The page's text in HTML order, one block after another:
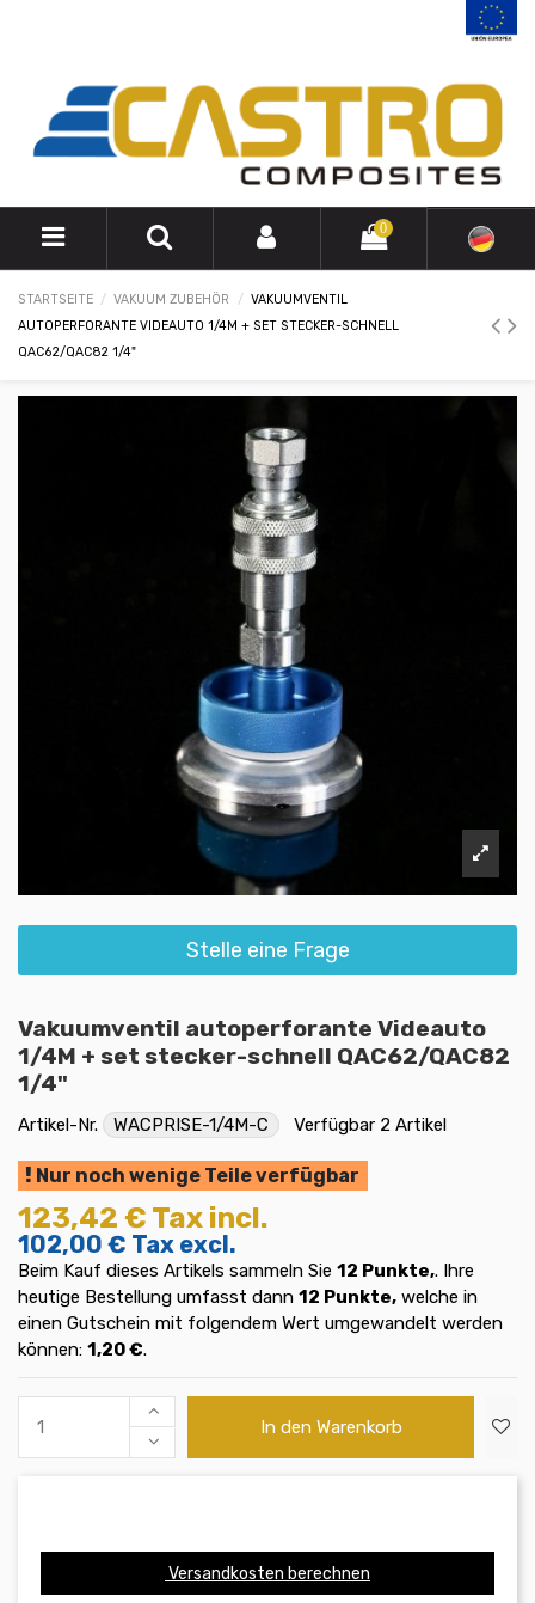
0
STARTSEITE VAKUUM ZUBEHÖR
VAKUUMVENTIL
AUTOPERFORANTE VIDEAUTO 1/4M + SET STECKER-SCHNELL
QAC62/QAC82 1/4"
Stelle eine Frage
Vakuumventil autoperforante Videauto
1/4M + set stecker-schnell QAC62/QAC82
1/4"
Artikel-Nr. WACPRISE-1/4M-C Verfügbar 2 Artikel
Nur noch wenige Teile verfügbar
123,42 € Tax incl.
102,00 € Tax excl.
Beim Kauf dieses Artikels sammeln Sie 12 Punkte,. Ihre
heutige Bestellung umfasst dann 12 Punkte, welche in
einen Gutschein mit folgendem Wert umgewandelt werden
können: 1,20 €.
In den Warenkorb
Versandkosten berechnen